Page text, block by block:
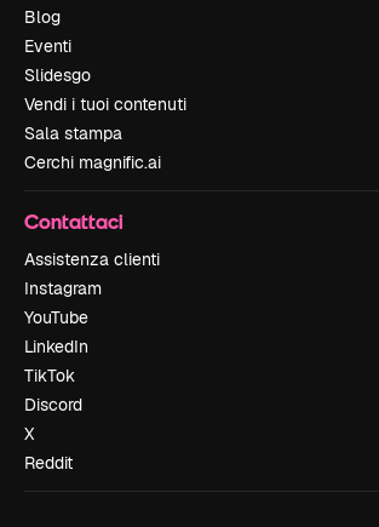
Blog
Eventi
Slidesgo
Vendi i tuoi contenuti
Sala stampa
Cerchi magnific.ai
Contattaci
Assistenza clienti
Instagram
YouTube
LinkedIn
TikTok
Discord
X
Reddit